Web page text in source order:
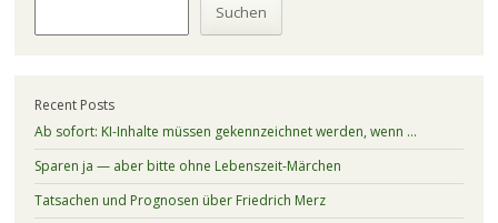
Suchen
Recent Posts
Ab sofort: KI-Inhalte müssen gekennzeichnet werden, wenn …
Sparen ja — aber bitte ohne Lebenszeit-Märchen
Tatsachen und Prognosen über Friedrich Merz